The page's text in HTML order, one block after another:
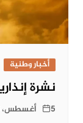
أخبار وطنية
نشرة
5 أغسطس، 2026